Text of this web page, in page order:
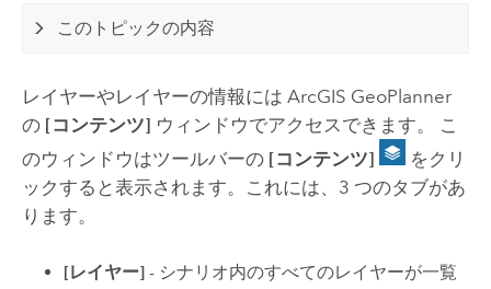
このトピックの内容
レイヤーやレイヤーの情報には ArcGIS GeoPlanner
の [コンテンツ] ウィンドウでアクセスできます。 こ
のウィンドウはツールバーの [コンテンツ]
をクリ
ックすると表示されます。これには、3 つのタブがあ
ります。
[レイヤー] - シナリオ内のすべてのレイヤーが一覧